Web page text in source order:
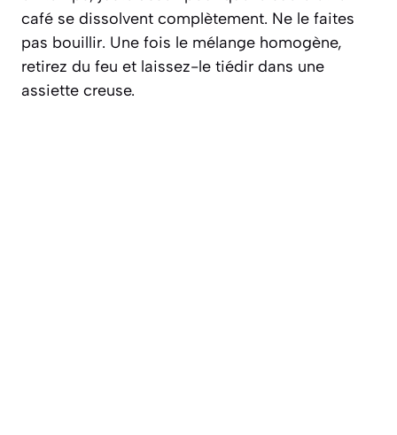
café se dissolvent complètement. Ne le faites
pas bouillir. Une fois le mélange homogène,
retirez du feu et laissez-le tiédir dans une
assiette creuse.